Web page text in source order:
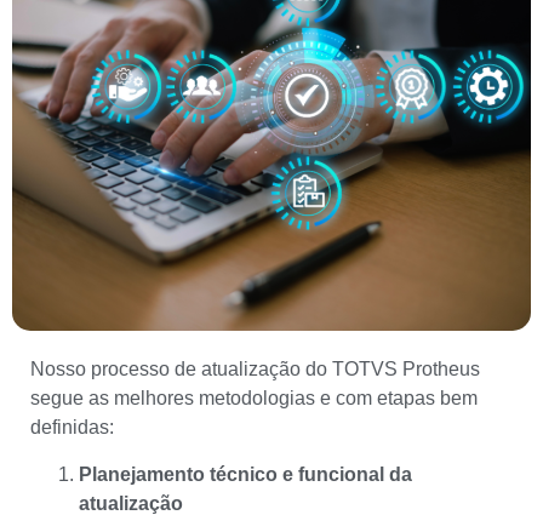
Nosso processo de atualização do TOTVS Protheus
segue as melhores metodologias e com etapas bem
definidas:
Planejamento técnico e funcional da
atualização